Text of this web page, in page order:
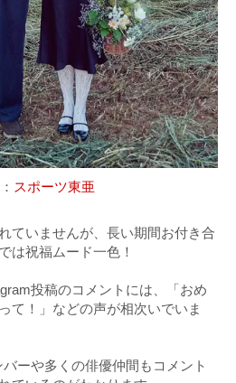
スポーツ東亜
ていませんが、長い期間お付き合
は祝福ムード一色！
投稿のコメントには、「おめ
て！」などの声が相次いでいま
バーや多くの俳優仲間もコメント